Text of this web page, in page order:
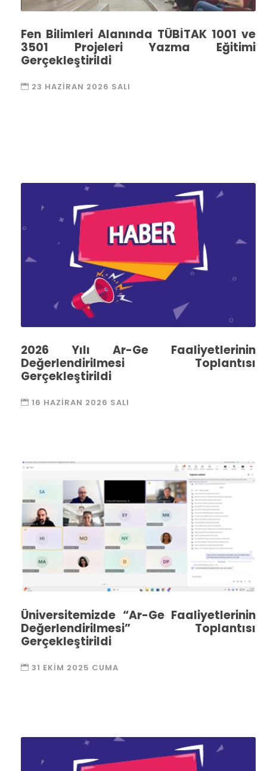
Fen Bilimleri Alanında TÜBİTAK 1001 ve
3501 Projeleri Yazma Eğitimi
Gerçekleştirildi
23 HAZIRAN 2026 SALI
2026 Yılı Ar-Ge Faaliyetlerinin
Değerlendirilmesi Toplantısı
Gerçekleştirildi
16 HAZIRAN 2026 SALI
Üniversitemizde “Ar-Ge Faaliyetlerinin
Değerlendirilmesi” Toplantısı
Gerçekleştirildi
31 EKIM 2025 CUMA